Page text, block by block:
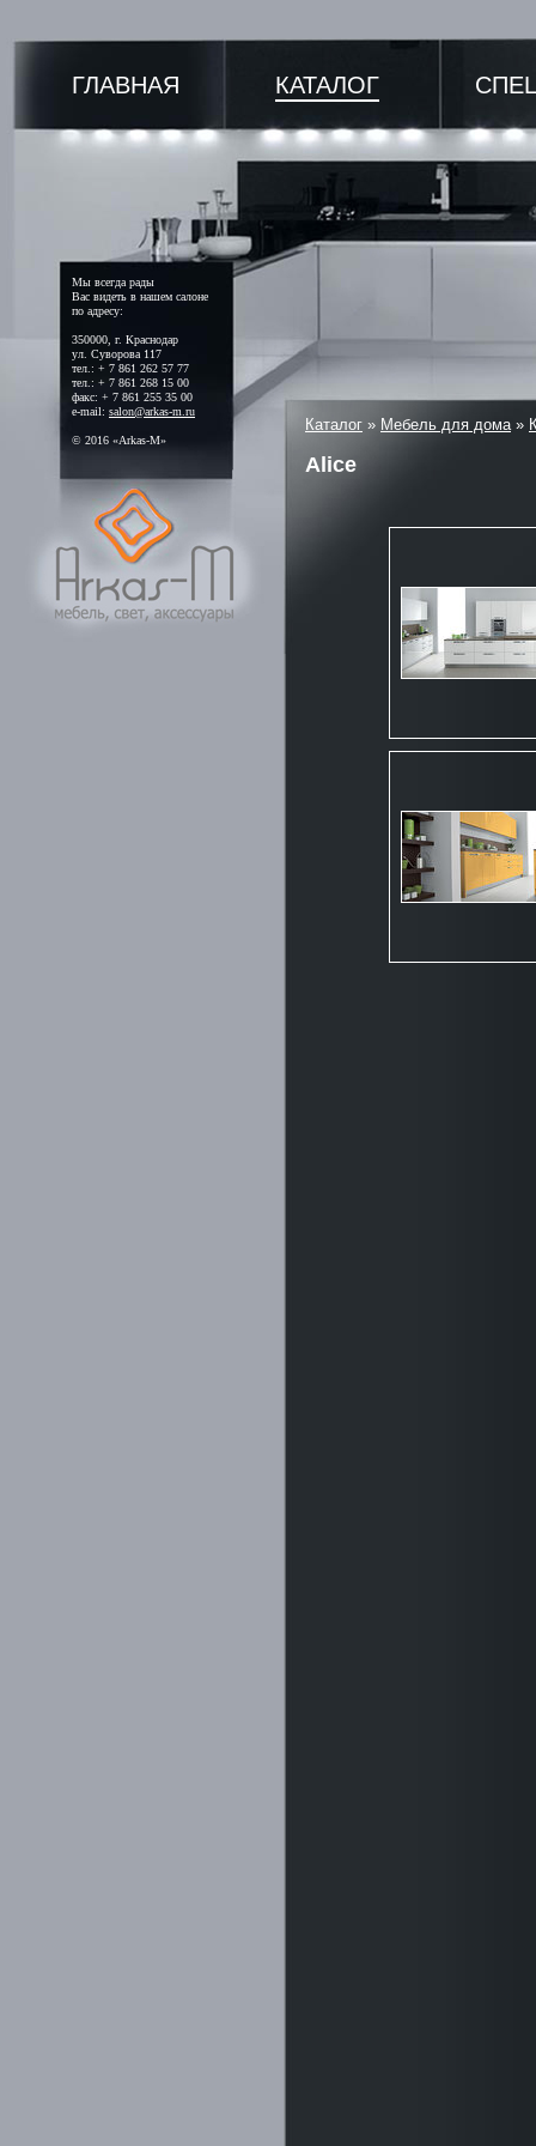
Мы всегда рады
Вас видеть в нашем салоне
по адресу:
350000, г. Краснодар
ул. Суворова 117
тел.: + 7 861 262 57 77
тел.: + 7 861 268 15 00
факс: + 7 861 255 35 00
e-mail: salon@arkas-m.ru
© 2016 «Arkas-M»
ГЛАВНАЯ КАТАЛОГ
Каталог » Мебель для дома»
Alice